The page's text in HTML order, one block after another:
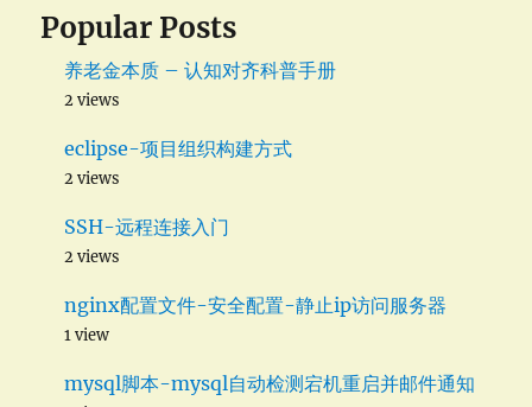
Popular Posts
养老金本质 – 认知对齐科普手册
2 views
eclipse-项目组织构建方式
2 views
SSH-远程连接入门
2 views
nginx配置文件-安全配置-静止ip访问服务器
1 view
mysql脚本-mysql自动检测宕机重启并邮件通知